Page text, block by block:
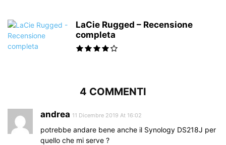
LaCie Rugged – Recensione
completa
4 COMMENTI
andrea 11 Dicembre 2019 At 16:02
potrebbe andare bene anche il Synology DS218J per
quello che mi serve ?